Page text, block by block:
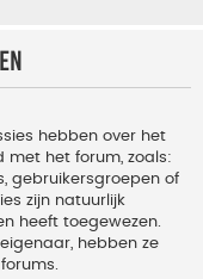
hebben over het
met het forum, zoals:
gebruikersgroepen of
zijn natuurlijk
heeft toegewezen.
hebben ze